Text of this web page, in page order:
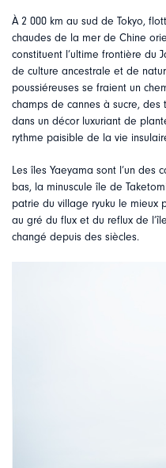
À 2 000 km au sud de Tokyo,
chaudes de la mer de Chine
constituent l’ultime frontière du
de culture ancestrale et de
poussiéreuses se fraient un
champs de cannes à sucre, des
dans un décor luxuriant de
rythme paisible de la vie
Les îles Yaeyama sont l’un des
bas, la minuscule île de
patrie du village ryuku le mieux
au gré du flux et du reflux de
changé depuis des siècles.